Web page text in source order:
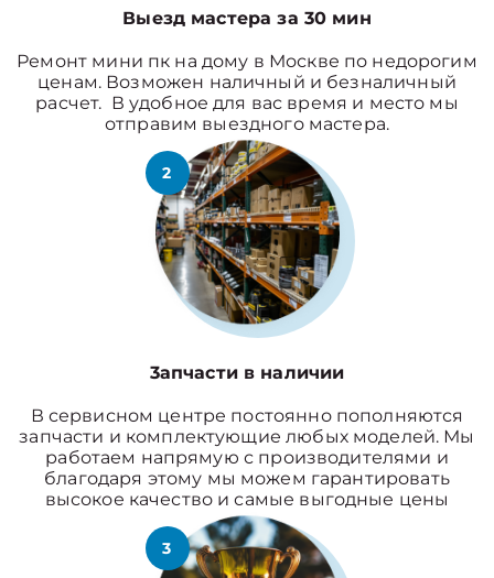
Выезд мастера за 30 мин
Ремонт мини пк на дому в Москве по недорогим
ценам. Возможен наличный и безналичный
расчет. В удобное для вас время и место мы
отправим выездного мастера.
2
3апчасти в наличии
В сервисном центре постоянно пополняются
запчасти и комплектующие любых моделей. Мы
работаем напрямую с производителями и
благодаря этому мы можем гарантировать
высокое качество и самые выгодные цены
3